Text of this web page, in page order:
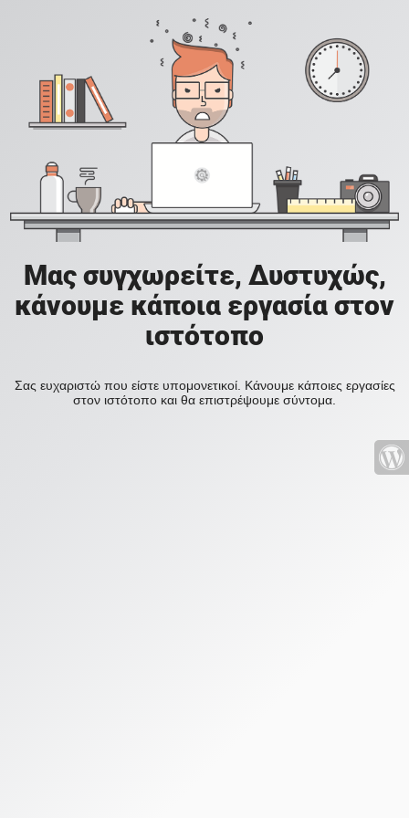
Μας συγχωρείτε, Δυστυχώς,
κάνουμε κάποια εργασία στον
ιστότοπο
Σας ευχαριστώ που είστε υπομονετικοί. Κάνουμε κάποιες εργασίες
στον ιστότοπο και θα επιστρέψουμε σύντομα.